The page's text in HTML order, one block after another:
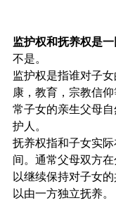
监护权和抚养权是
不是。
监护权是指谁对子
康，教育，宗教信
常子女的亲生父母
护人。
抚养权指和子女实
间。通常父母双方
以继续保持对子女
以由一方独立抚养。